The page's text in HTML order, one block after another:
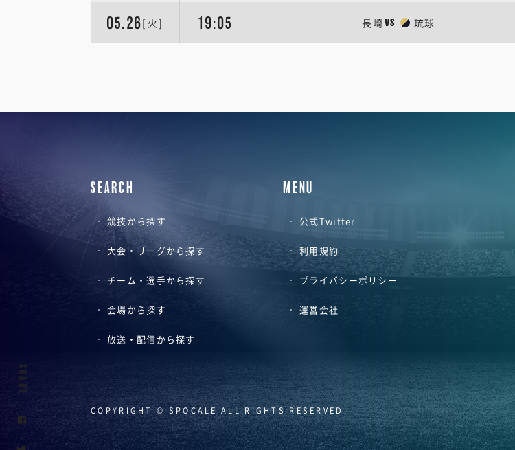
05.26[火] 19:05 長崎VS 琉球
SEARCH
競技から探す
大会・リーグから探す
チーム・選手から探す
会場から探す
放送・配信から探す
MENU
公式Twitter
利用規約
プライバシーポリシー
運営会社
COPYRIGHT © SPOCALE ALL RIGHTS RESERVED.
SHARE